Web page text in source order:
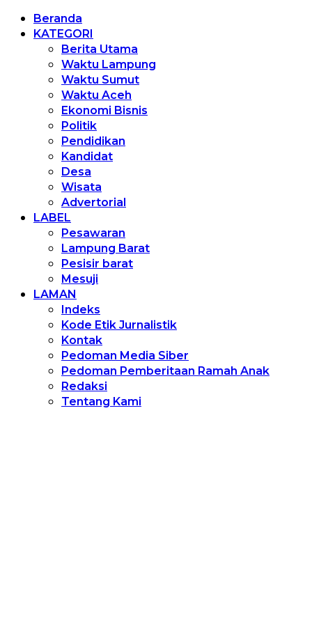
Beranda
KATEGORI
Berita Utama
Waktu Lampung
Waktu Sumut
Waktu Aceh
Ekonomi Bisnis
Politik
Pendidikan
Kandidat
Desa
Wisata
Advertorial
LABEL
Pesawaran
Lampung Barat
Pesisir barat
Mesuji
LAMAN
Indeks
Kode Etik Jurnalistik
Kontak
Pedoman Media Siber
Pedoman Pemberitaan Ramah Anak
Redaksi
Tentang Kami